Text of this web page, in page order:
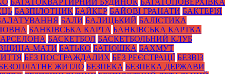
БАЗПІЛОТНИК БАЙКЕР БАЙОВІ ГРАНАТИ БАКТЕРІЯ
БАЛИ БАЛИЦЬКИЙ БАЛІСТИКА
БАНКІВСЬКА КАРТА БАНКІВСЬКА КАРТКА
БАСКЕТБОЛ БАСКЕТБОЛЬНИЙ КЛУБ
МАТИ БАТЬКО БАТЮШКА БАХМУТ
БЕЗ ПОСТРАЖДАЛИХ БЕЗ РЕЄСТРАЦІЇ БЕЗВІЗ
ЖИТЛО БЕЗПЕКА БЕЗПЕКА ДЕРЖАВИ